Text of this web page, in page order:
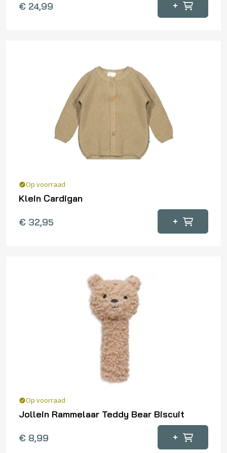
€ 24,99 +
Op voorraad
Klein Cardigan
€ 32,95 +
product
Op voorraad
Jollein Rammelaar Teddy Bear Biscuit
€ 8,99 +